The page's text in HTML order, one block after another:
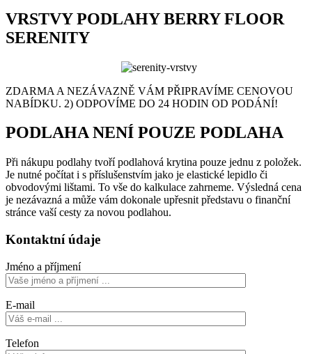
VRSTVY PODLAHY BERRY FLOOR
SERENITY
ZDARMA A NEZÁVAZNĚ VÁM PŘIPRAVÍME CENOVOU
NABÍDKU. 2) ODPOVÍME DO 24 HODIN OD PODÁNÍ!
PODLAHA NENÍ POUZE PODLAHA
Při nákupu podlahy tvoří podlahová krytina pouze jednu z položek.
Je nutné počítat i s příslušenstvím jako je elastické lepidlo či
obvodovými lištami. To vše do kalkulace zahrneme. Výsledná cena
je nezávazná a může vám dokonale upřesnit představu o finanční
stránce vaší cesty za novou podlahou.
Kontaktní údaje
Jméno a příjmení
E-mail
Telefon